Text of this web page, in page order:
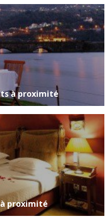
à proximité
proximité